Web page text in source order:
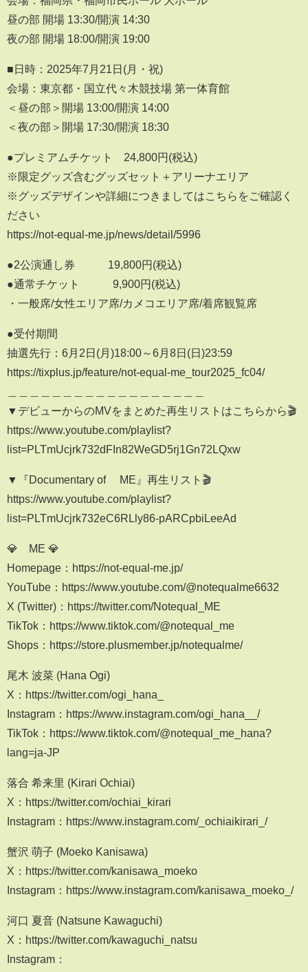
昼の部 開場 13:30/開演 14:30
夜の部 開場 18:00/開演 19:00
■日時：2025年7月21日(月・祝)
会場：東京都・国立代々木競技場 第一体育館
＜昼の部＞開場 13:00/開演 14:00
＜夜の部＞開場 17:30/開演 18:30
●プレミアムチケット 24,800円(税込)
※限定グッズ含むグッズセット＋アリーナエリア
※グッズデザインや詳細につきましてはこちらをご確認く
ださい
https://not-equal-me.jp/news/detail/5996
●2公演通し券 19,800円(税込)
●通常チケット 9,900円(税込)
・一般席/女性エリア席/カメコエリア席/着席観覧席
●受付期間
抽選先行：6月2日(月)18:00～6月8日(日)23:59
https://tixplus.jp/feature/not-equal-me_tour2025_fc04/
▼デビューからのMVをまとめた再生リストはこちらから🎬
https://www.youtube.com/playlist?
list=PLTmUcjrk732dFIn82WeGD5rj1Gn72LQxw
▼『Documentary of ≠ME』再生リスト🎬
https://www.youtube.com/playlist?
list=PLTmUcjrk732eC6RLly86-pARCpbiLeeAd
💎≠ME 💎
Homepage：https://not-equal-me.jp/
YouTube：https://www.youtube.com/@notequalme6632
X (Twitter)：https://twitter.com/Notequal_ME
TikTok：https://www.tiktok.com/@notequal_me
Shops：https://store.plusmember.jp/notequalme/
尾木 波菜 (Hana Ogi)
X：https://twitter.com/ogi_hana_
Instagram：https://www.instagram.com/ogi_hana__/
TikTok：https://www.tiktok.com/@notequal_me_hana?
lang=ja-JP
落合 希来里 (Kirari Ochiai)
X：https://twitter.com/ochiai_kirari
Instagram：https://www.instagram.com/_ochiaikirari_/
蟹沢 萌子 (Moeko Kanisawa)
X：https://twitter.com/kanisawa_moeko
Instagram：https://www.instagram.com/kanisawa_moeko_/
河口 夏音 (Natsune Kawaguchi)
X：https://twitter.com/kawaguchi_natsu
Instagram：